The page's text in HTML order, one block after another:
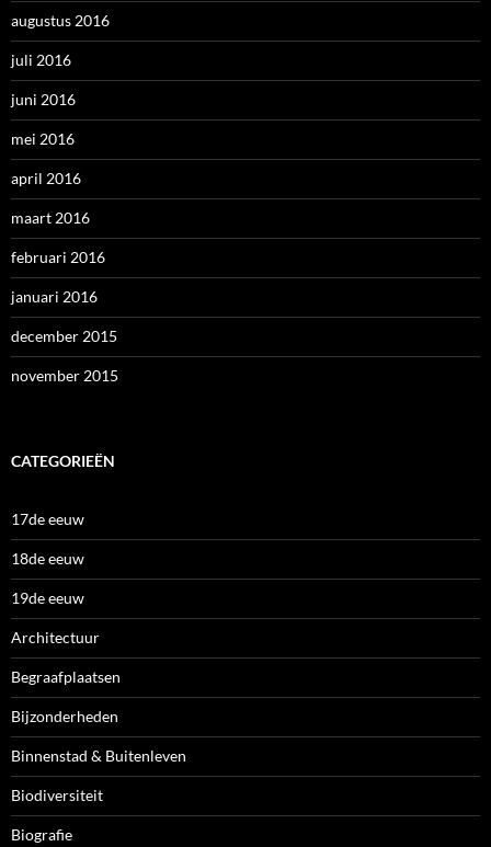
augustus 2016
juli 2016
juni 2016
mei 2016
april 2016
maart 2016
februari 2016
januari 2016
december 2015
november 2015
CATEGORIEËN
17de eeuw
18de eeuw
19de eeuw
Architectuur
Begraafplaatsen
Bijzonderheden
Binnenstad & Buitenleven
Biodiversiteit
Biografie